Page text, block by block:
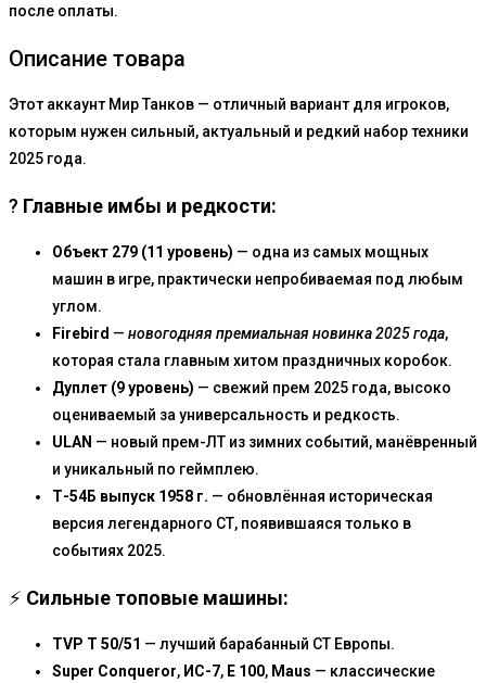
после оплаты.
Описание товара
Этот аккаунт Мир Танков — отличный вариант для игроков,
которым нужен сильный, актуальный и редкий набор техники
2025 года.
? Главные имбы и редкости:
Объект 279 (11 уровень) — одна из самых мощных
машин в игре, практически непробиваемая под любым
углом.
Firebird — новогодняя премиальная новинка 2025 года,
которая стала главным хитом праздничных коробок.
Дуплет (9 уровень) — свежий прем 2025 года, высоко
оцениваемый за универсальность и редкость.
ULAN — новый прем-ЛТ из зимних событий, манёвренный
и уникальный по геймплею.
Т-54Б выпуск 1958 г. — обновлённая историческая
версия легендарного СТ, появившаяся только в
событиях 2025.
⚡ Сильные топовые машины:
TVP T 50/51 — лучший барабанный СТ Европы.
Super Conqueror, ИС-7, E 100, Maus — классические